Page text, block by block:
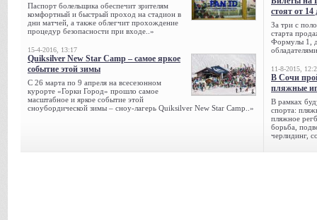
Паспорт болельщика обеспечит зрителям
комфортный и быстрый проход на стадион в
дни матчей, а также облегчит прохождение
процедур безопасности при входе..»
15-4-2016, 13:17
Quiksilver New Star Camp – самое яркое
событие этой зимы
С 26 марта по 9 апреля на всесезонном
курорте «Горки Город» прошло самое
масштабное и яркое событие этой
сноубордической зимы – сноу-лагерь Quiksilver New Star Camp..»
стоят от
За три с
старта
Формулы 1,
11-8-2015,
В Сочи
пляжные
В рамках
спорта:
пляжное
борьба,
черлидинг,